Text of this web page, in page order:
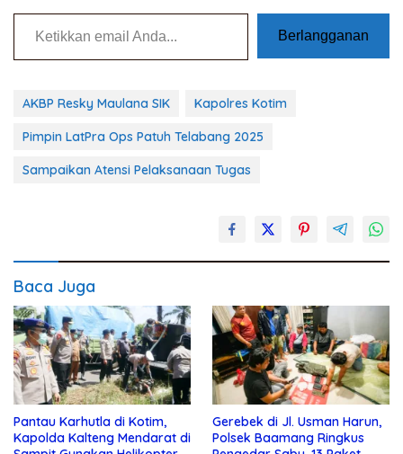
Ketikkan email Anda...
Berlangganan
AKBP Resky Maulana SIK Kapolres Kotim
Pimpin LatPra Ops Patuh Telabang 2025
Sampaikan Atensi Pelaksanaan Tugas
Baca Juga
Pantau Karhutla di Kotim,
Kapolda Kalteng Mendarat di
Gerebek di Jl. Usman Harun,
Polsek Baamang Ringkus